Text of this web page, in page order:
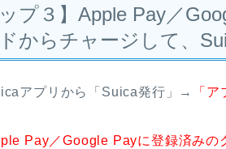
ップ３】Apple Pay／
からチャージして、
アプリから「Suica発行」→ 「
Pay／Google Payに登録済みの